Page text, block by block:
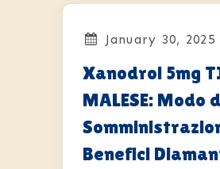
January 30, 2025
Xanodrol 5mg
MALESE: Modo
Benefici